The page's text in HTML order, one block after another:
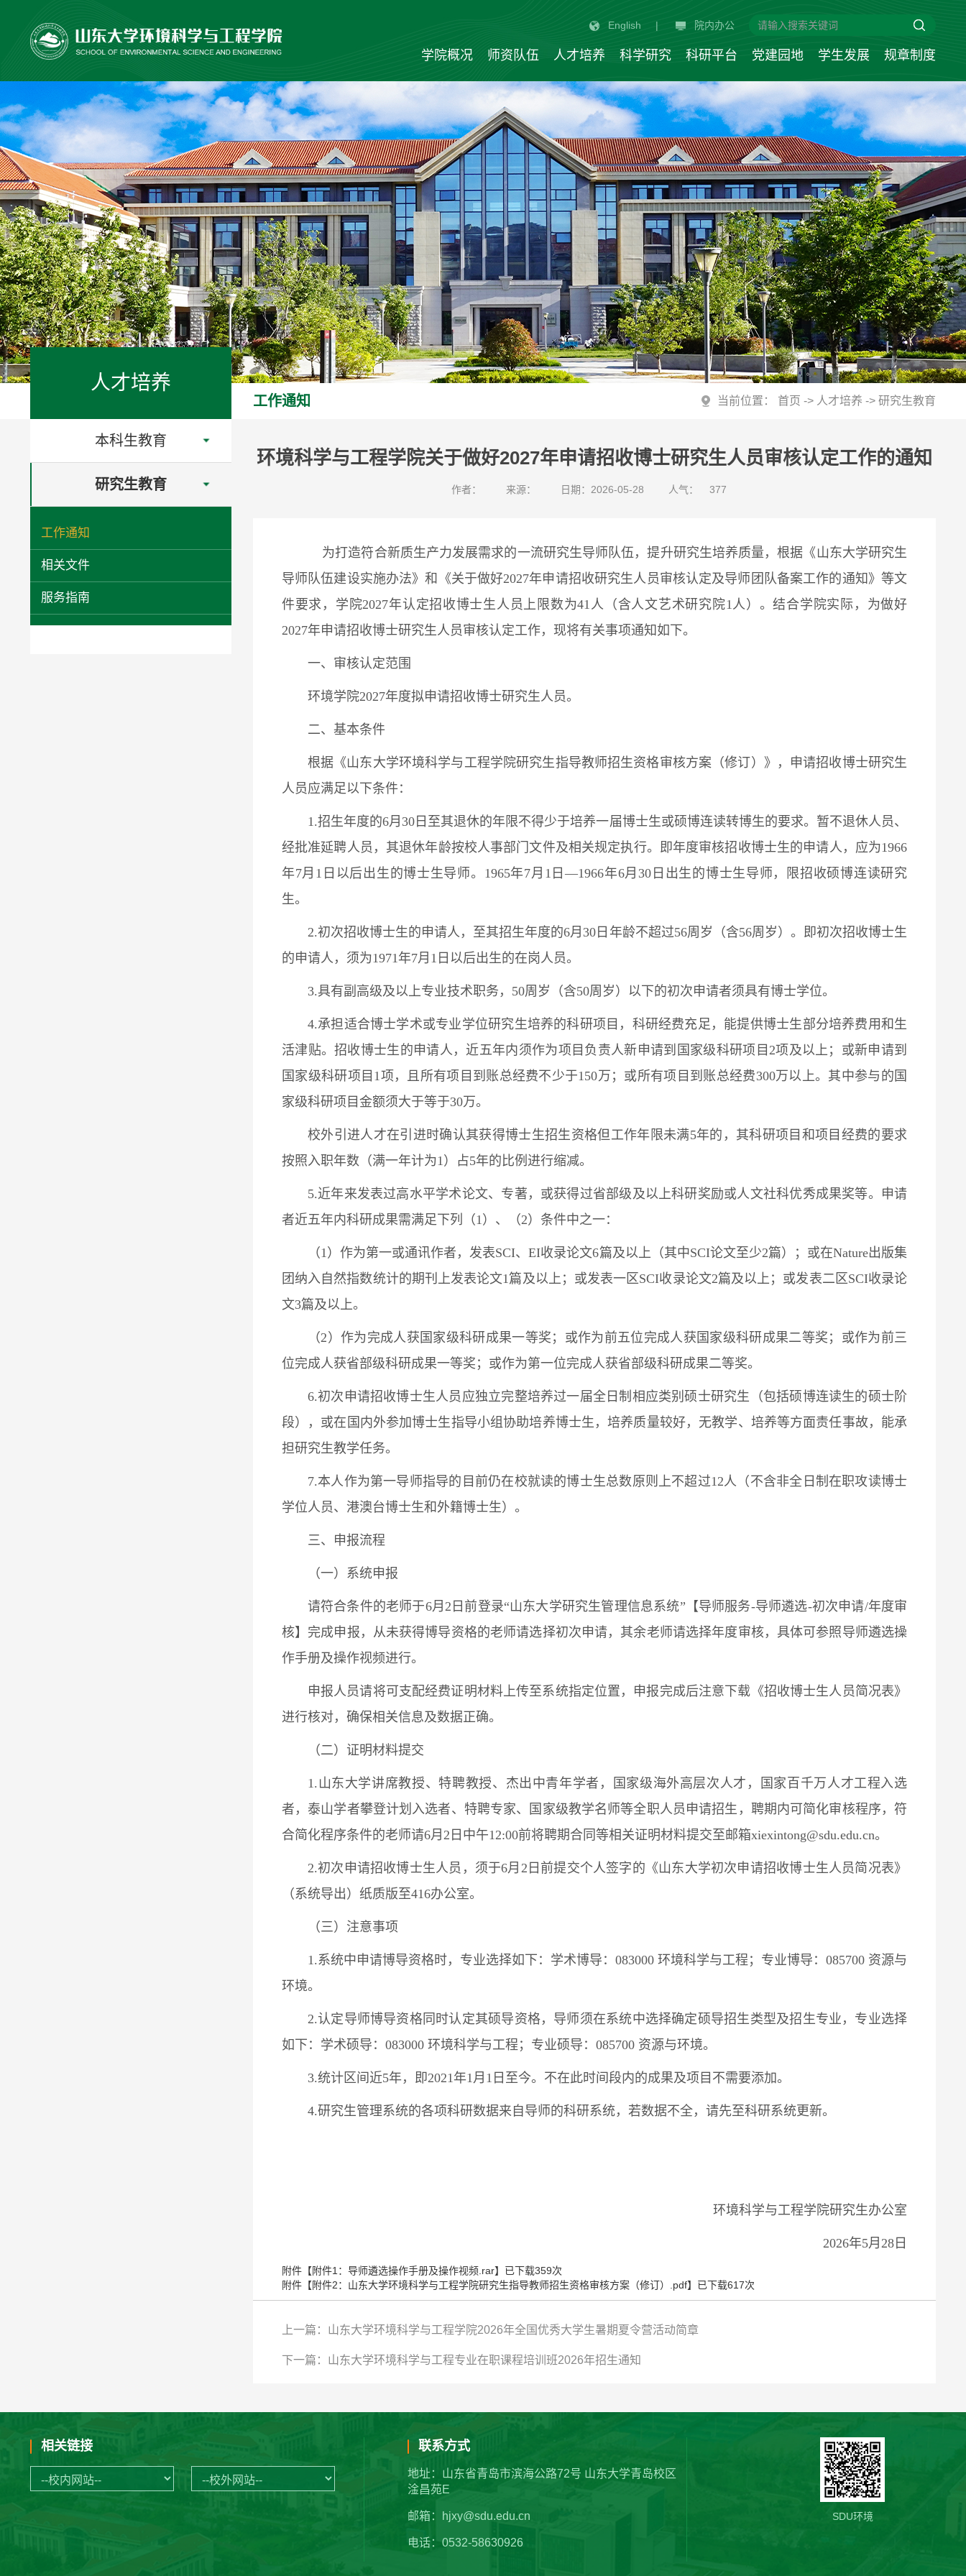
English | 院内办公
学院概况 师资队伍 人才培养 科学研究 科研平台 党建园地 学生发展 规章制度
人才培养
本科生教育
研究生教育
工作通知
相关文件
服务指南
工作通知 当前位置： 首页 -> 人才培养 ->研究生教育
环境科学与工程学院关于做好2027年申请招收博士研究生人员审核认定工作的通知
作者： 来源： 日期：2026-05-28 人气： 377
为打造符合新质生产力发展需求的一流研究生导师队伍，提升研究生培养质量，根据《山东大学研究生
导师队伍建设实施办法》和《关于做好2027年申请招收研究生人员审核认定及导师团队备案工作的通知》等文
件要求，学院2027年认定招收博士生人员上限数为41人（含人文艺术研究院1人）。结合学院实际，为做好
2027年申请招收博士研究生人员审核认定工作，现将有关事项通知如下。
一、审核认定范围
环境学院2027年度拟申请招收博士研究生人员。
二、基本条件
根据《山东大学环境科学与工程学院研究生指导教师招生资格审核方案（修订）》，申请招收博士研究生
人员应满足以下条件：
1.招生年度的6月30日至其退休的年限不得少于培养一届博士生或硕博连读转博生的要求。暂不退休人员、
经批准延聘人员，其退休年龄按校人事部门文件及相关规定执行。即年度审核招收博士生的申请人，应为1966
年7月1日以后出生的博士生导师。1965年7月1日—1966年6月30日出生的博士生导师，限招收硕博连读研究
生。
2.初次招收博士生的申请人，至其招生年度的6月30日年龄不超过56周岁（含56周岁）。即初次招收博士生
的申请人，须为1971年7月1日以后出生的在岗人员。
3.具有副高级及以上专业技术职务，50周岁（含50周岁）以下的初次申请者须具有博士学位。
4.承担适合博士学术或专业学位研究生培养的科研项目，科研经费充足，能提供博士生部分培养费用和生
活津贴。招收博士生的申请人，近五年内须作为项目负责人新申请到国家级科研项目2项及以上；或新申请到
国家级科研项目1项，且所有项目到账总经费不少于150万；或所有项目到账总经费300万以上。其中参与的国
家级科研项目金额须大于等于30万。
校外引进人才在引进时确认其获得博士生招生资格但工作年限未满5年的，其科研项目和项目经费的要求
按照入职年数（满一年计为1）占5年的比例进行缩减。
5.近年来发表过高水平学术论文、专著，或获得过省部级及以上科研奖励或人文社科优秀成果奖等。申请
者近五年内科研成果需满足下列（1）、（2）条件中之一：
（1）作为第一或通讯作者，发表SCI、EI收录论文6篇及以上（其中SCI论文至少2篇）；或在Nature出版集
团纳入自然指数统计的期刊上发表论文1篇及以上；或发表一区SCI收录论文2篇及以上；或发表二区SCI收录论
文3篇及以上。
（2）作为完成人获国家级科研成果一等奖；或作为前五位完成人获国家级科研成果二等奖；或作为前三
位完成人获省部级科研成果一等奖；或作为第一位完成人获省部级科研成果二等奖。
6.初次申请招收博士生人员应独立完整培养过一届全日制相应类别硕士研究生（包括硕博连读生的硕士阶
段），或在国内外参加博士生指导小组协助培养博士生，培养质量较好，无教学、培养等方面责任事故，能承
担研究生教学任务。
7.本人作为第一导师指导的目前仍在校就读的博士生总数原则上不超过12人（不含非全日制在职攻读博士
学位人员、港澳台博士生和外籍博士生）。
三、申报流程
（一）系统申报
请符合条件的老师于6月2日前登录“山东大学研究生管理信息系统”【导师服务-导师遴选-初次申请/年度审
核】完成申报，从未获得博导资格的老师请选择初次申请，其余老师请选择年度审核，具体可参照导师遴选操
作手册及操作视频进行。
申报人员请将可支配经费证明材料上传至系统指定位置，申报完成后注意下载《招收博士生人员简况表》
进行核对，确保相关信息及数据正确。
（二）证明材料提交
1.山东大学讲席教授、特聘教授、杰出中青年学者，国家级海外高层次人才，国家百千万人才工程入选
者，泰山学者攀登计划入选者、特聘专家、国家级教学名师等全职人员申请招生，聘期内可简化审核程序，符
合简化程序条件的老师请6月2日中午12:00前将聘期合同等相关证明材料提交至邮箱xiexintong@sdu.edu.cn。
2.初次申请招收博士生人员，须于6月2日前提交个人签字的《山东大学初次申请招收博士生人员简况表》
（系统导出）纸质版至416办公室。
（三）注意事项
1.系统中申请博导资格时，专业选择如下：学术博导：083000 环境科学与工程；专业博导：085700 资源与
环境。
2.认定导师博导资格同时认定其硕导资格，导师须在系统中选择确定硕导招生类型及招生专业，专业选择
如下：学术硕导：083000 环境科学与工程；专业硕导：085700 资源与环境。
3.统计区间近5年，即2021年1月1日至今。不在此时间段内的成果及项目不需要添加。
4.研究生管理系统的各项科研数据来自导师的科研系统，若数据不全，请先至科研系统更新。
环境科学与工程学院研究生办公室
2026年5月28日
附件【附件1：导师遴选操作手册及操作视频.rar】已下载359次
附件【附件2：山东大学环境科学与工程学院研究生指导教师招生资格审核方案（修订）.pdf】已下载617次
上一篇：山东大学环境科学与工程学院2026年全国优秀大学生暑期夏令营活动简章
下一篇：山东大学环境科学与工程专业在职课程培训班2026年招生通知
相关链接 联系方式
地址：山东省青岛市滨海公路72号 山东大学青岛校区
淦昌苑E
邮箱：hjxy@sdu.edu.cn
电话：0532-58630926
SDU环境